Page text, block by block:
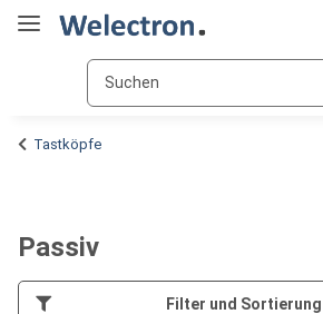
Tastköpfe
Passiv
Filter und Sortierung